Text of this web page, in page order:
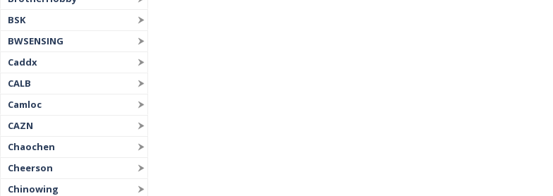
BSK
BWSENSING
Caddx
CALB
Camloc
CAZN
Chaochen
Cheerson
Chinowing